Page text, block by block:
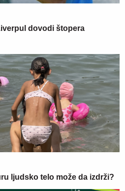
dovodi štopera
ljudsko telo može da izdrži?